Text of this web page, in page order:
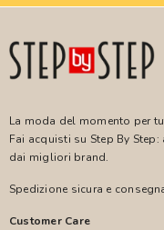
La moda del momento per
Fai acquisti su Step By
dai migliori brand.
Spedizione sicura e
Customer Care